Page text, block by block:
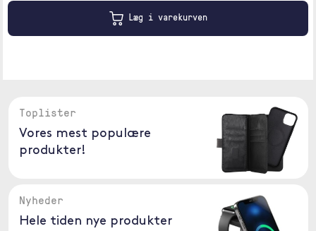
Læg i varekurven
Toplister
Vores mest populære
produkter!
Nyheder
Hele tiden nye produkter